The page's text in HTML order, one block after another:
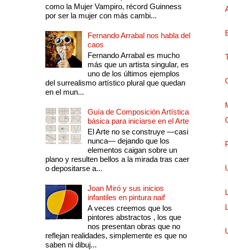
como la Mujer Vampiro, récord Guinness
por ser la mujer con más cambi...
Fernando Arrabal nos habla del
caos
Fernando Arrabal es mucho
más que un artista singular, es
uno de los últimos ejemplos
del surrealismo artístico plural que quedan
en el mun...
Guía de Composición Artística
básica para iniciarse en el Arte
El Arte no se construye —casi
nunca— dejando que los
elementos caigan sobre un
plano y resulten bellos a la mirada tras caer
o depositarse a...
Joan Miró y sus inicios
infantiles en pintura naif
A veces creemos que los
pintores abstractos , los que
nos presentan obras que no
reflejan realidades, simplemente es que no
saben ni dibuj...